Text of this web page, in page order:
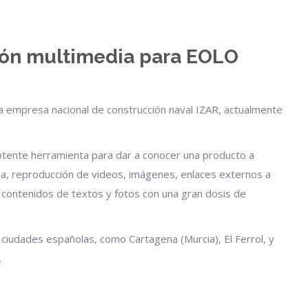
multimedia para EOLO
nacional de construcción naval IZAR, actualmente
herramienta para dar a conocer una producto a
reproducción de videos, imágenes, enlaces externos a
contenidos de textos y fotos con una gran dosis de
españolas, como Cartagena (Murcia), El Ferrol, y